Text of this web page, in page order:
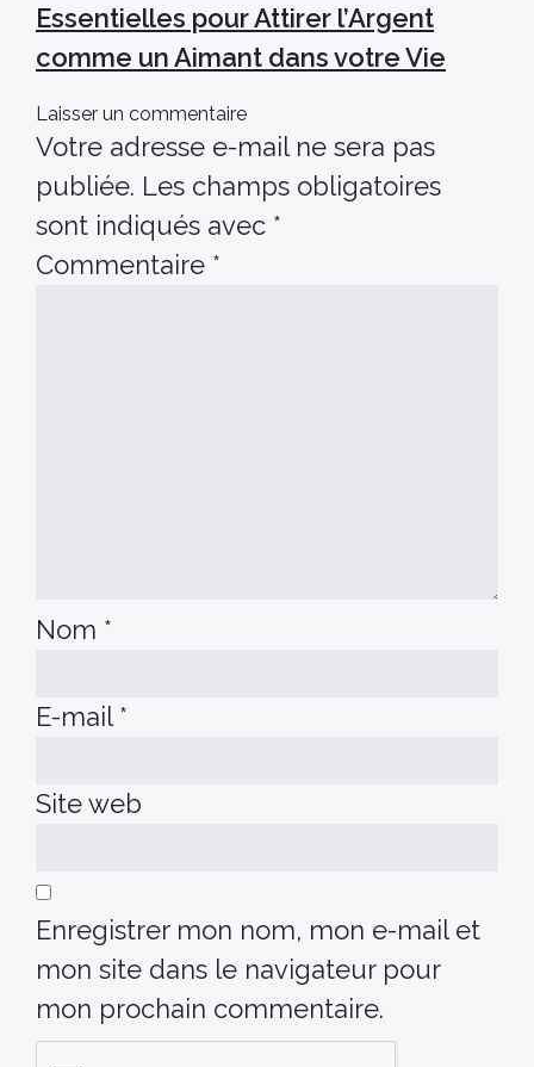
Essentielles pour Attirer l’Argent
comme un Aimant dans votre Vie
Laisser un commentaire
Votre adresse e-mail ne sera pas
publiée. Les champs obligatoires
sont indiqués avec *
Commentaire *
Nom *
E-mail *
Site web
Enregistrer mon nom, mon e-mail et
mon site dans le navigateur pour
mon prochain commentaire.